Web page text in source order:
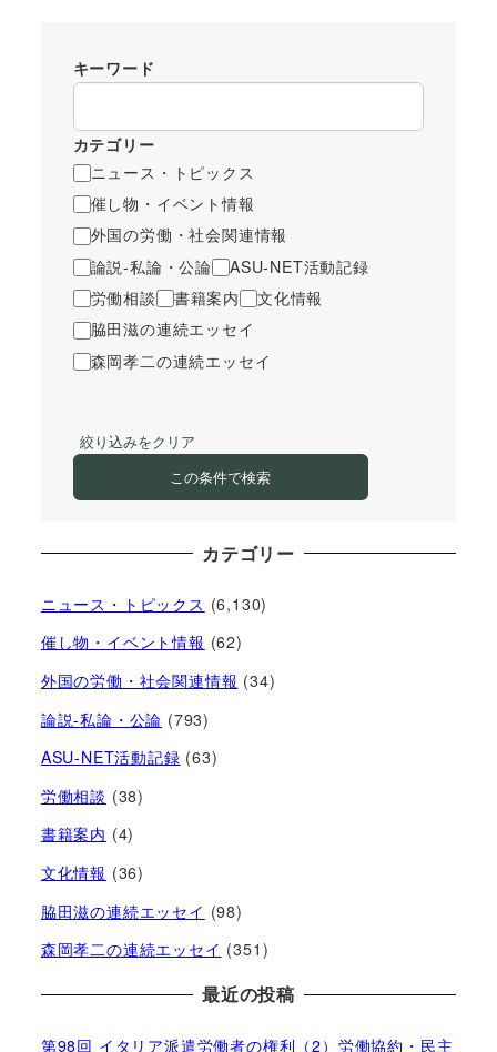
キーワード
カテゴリー
ニュース・トピックス
催し物・イベント情報
外国の労働・社会関連情報
論説-私論・公論
ASU-NET活動記録
労働相談
書籍案内
文化情報
脇田滋の連続エッセイ
森岡孝二の連続エッセイ
絞り込みをクリア
この条件で検索
カテゴリー
ニュース・トピックス (6,130)
催し物・イベント情報 (62)
外国の労働・社会関連情報 (34)
論説-私論・公論 (793)
ASU-NET活動記録 (63)
労働相談 (38)
書籍案内 (4)
文化情報 (36)
脇田滋の連続エッセイ (98)
森岡孝二の連続エッセイ (351)
最近の投稿
第98回 イタリア派遣労働者の権利（2）労働協約・民主